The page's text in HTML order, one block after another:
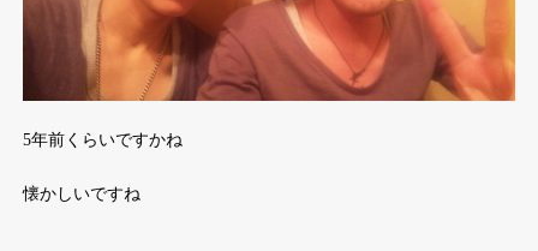
5年前くらいですかね
懐かしいですね